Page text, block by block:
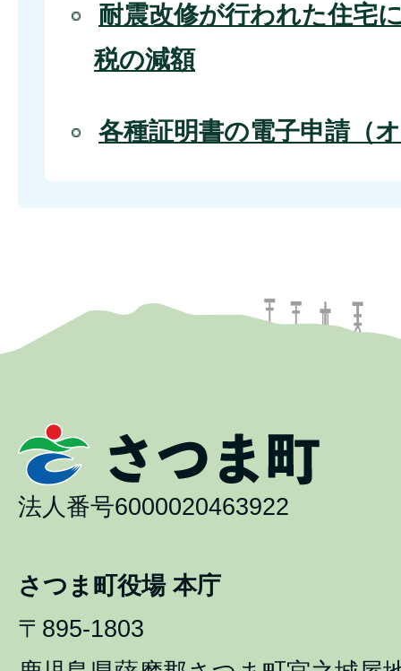
耐震改修が行われた住宅
税の減額
各種証明書の電子申請（
法人番号6000020463922
さつま町役場 本庁
〒895-1803